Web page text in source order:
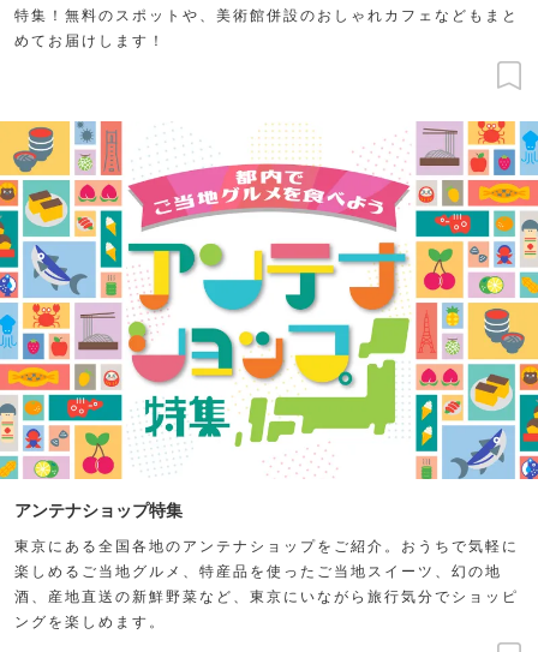
特集！無料のスポットや、美術館併設のおしゃれカフェなどもまと
めてお届けします！
アンテナショップ特集
東京にある全国各地のアンテナショップをご紹介。おうちで気軽に
楽しめるご当地グルメ、特産品を使ったご当地スイーツ、幻の地
酒、産地直送の新鮮野菜など、東京にいながら旅行気分でショッピ
ングを楽しめます。